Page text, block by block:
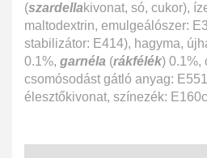
(szardellakivonat, só, cukor),
maltodextrin, emulgeálószer:
stabilizátor: E414), hagyma,
0.1%, garnéla (rákfélék) 0.1%,
csomósodást gátló anyag:
élesztőkivonat, színezék: E160c